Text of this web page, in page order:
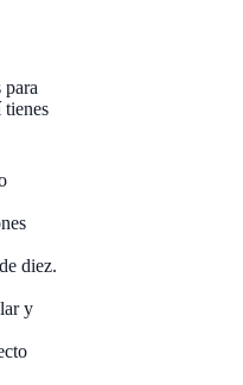
para
tienes
diez.
y